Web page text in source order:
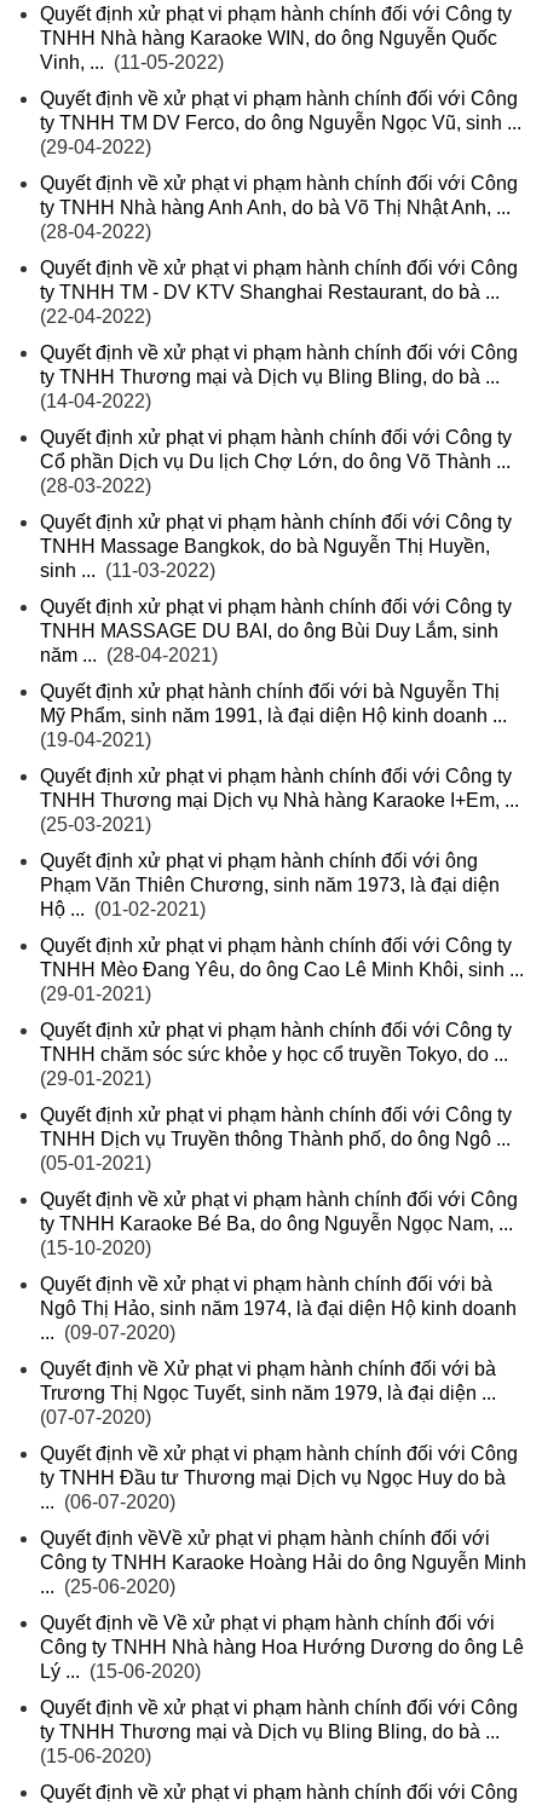
Quyết định xử phạt vi phạm hành chính đối với Công ty
TNHH Nhà hàng Karaoke WIN, do ông Nguyễn Quốc
Vinh, ... (11-05-2022)
Quyết định về xử phạt vi phạm hành chính đối với Công
ty TNHH TM DV Ferco, do ông Nguyễn Ngọc Vũ, sinh ...
(29-04-2022)
Quyết định về xử phạt vi phạm hành chính đối với Công
ty TNHH Nhà hàng Anh Anh, do bà Võ Thị Nhật Anh, ...
(28-04-2022)
Quyết định về xử phạt vi phạm hành chính đối với Công
ty TNHH TM - DV KTV Shanghai Restaurant, do bà ...
(22-04-2022)
Quyết định về xử phạt vi phạm hành chính đối với Công
ty TNHH Thương mại và Dịch vụ Bling Bling, do bà ...
(14-04-2022)
Quyết định xử phạt vi phạm hành chính đối với Công ty
Cổ phần Dịch vụ Du lịch Chợ Lớn, do ông Võ Thành ...
(28-03-2022)
Quyết định xử phạt vi phạm hành chính đối với Công ty
TNHH Massage Bangkok, do bà Nguyễn Thị Huyền,
sinh ... (11-03-2022)
Quyết định xử phạt vi phạm hành chính đối với Công ty
TNHH MASSAGE DU BAI, do ông Bùi Duy Lắm, sinh
năm ... (28-04-2021)
Quyết định xử phạt hành chính đối với bà Nguyễn Thị
Mỹ Phẩm, sinh năm 1991, là đại diện Hộ kinh doanh ...
(19-04-2021)
Quyết định xử phạt vi phạm hành chính đối với Công ty
TNHH Thương mại Dịch vụ Nhà hàng Karaoke I+Em, ...
(25-03-2021)
Quyết định xử phạt vi phạm hành chính đối với ông
Phạm Văn Thiên Chương, sinh năm 1973, là đại diện
Hộ ... (01-02-2021)
Quyết định xử phạt vi phạm hành chính đối với Công ty
TNHH Mèo Đang Yêu, do ông Cao Lê Minh Khôi, sinh ...
(29-01-2021)
Quyết định xử phạt vi phạm hành chính đối với Công ty
TNHH chăm sóc sức khỏe y học cổ truyền Tokyo, do ...
(29-01-2021)
Quyết định xử phạt vi phạm hành chính đối với Công ty
TNHH Dịch vụ Truyền thông Thành phố, do ông Ngô ...
(05-01-2021)
Quyết định về xử phạt vi phạm hành chính đối với Công
ty TNHH Karaoke Bé Ba, do ông Nguyễn Ngọc Nam, ...
(15-10-2020)
Quyết định về xử phạt vi phạm hành chính đối với bà
Ngô Thị Hảo, sinh năm 1974, là đại diện Hộ kinh doanh
... (09-07-2020)
Quyết định về Xử phạt vi phạm hành chính đối với bà
Trương Thị Ngọc Tuyết, sinh năm 1979, là đại diện ...
(07-07-2020)
Quyết định về xử phạt vi phạm hành chính đối với Công
ty TNHH Đầu tư Thương mại Dịch vụ Ngọc Huy do bà
... (06-07-2020)
Quyết định vềVề xử phạt vi phạm hành chính đối với
Công ty TNHH Karaoke Hoàng Hải do ông Nguyễn Minh
... (25-06-2020)
Quyết định về Về xử phạt vi phạm hành chính đối với
Công ty TNHH Nhà hàng Hoa Hướng Dương do ông Lê
Lý ... (15-06-2020)
Quyết định về xử phạt vi phạm hành chính đối với Công
ty TNHH Thương mại và Dịch vụ Bling Bling, do bà ...
(15-06-2020)
Quyết định về xử phạt vi phạm hành chính đối với Công